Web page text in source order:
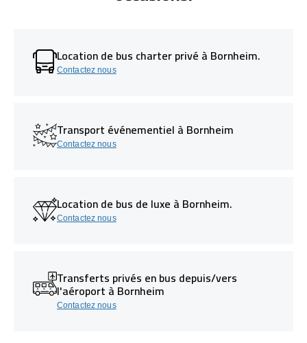
Location de bus charter privé à Bornheim.
Contactez nous
Transport événementiel à Bornheim
Contactez nous
Location de bus de luxe à Bornheim.
Contactez nous
Transferts privés en bus depuis/vers
l'aéroport à Bornheim
Contactez nous